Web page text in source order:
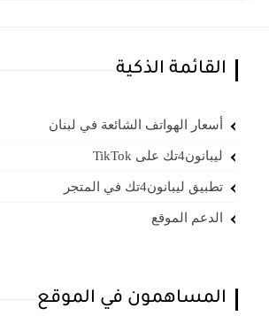
القائمة الذكية
أسعار الهواتف الشائعة في لبنان
ليبانون4تك على TikTok
تطبيق ليبانون4تك في المتجر
الدعم الموقع
المساهمون في الموقع